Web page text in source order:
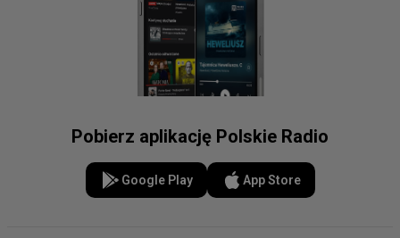
Pobierz aplikację Polskie Radio
Google Play App Store